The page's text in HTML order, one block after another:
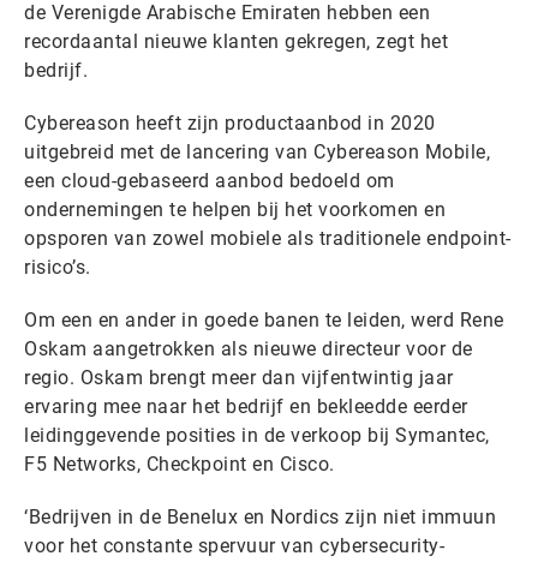
de Verenigde Arabische Emiraten hebben een
recordaantal nieuwe klanten gekregen, zegt het
bedrijf.
Cybereason heeft zijn productaanbod in 2020
uitgebreid met de lancering van Cybereason Mobile,
een cloud-gebaseerd aanbod bedoeld om
ondernemingen te helpen bij het voorkomen en
opsporen van zowel mobiele als traditionele endpoint-
risico’s.
Om een en ander in goede banen te leiden, werd Rene
Oskam aangetrokken als nieuwe directeur voor de
regio. Oskam brengt meer dan vijfentwintig jaar
ervaring mee naar het bedrijf en bekleedde eerder
leidinggevende posities in de verkoop bij Symantec,
F5 Networks, Checkpoint en Cisco.
‘Bedrijven in de Benelux en Nordics zijn niet immuun
voor het constante spervuur van cybersecurity-